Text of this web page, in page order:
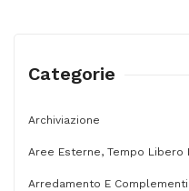
Categorie
Archiviazione
Aree Esterne, Tempo Libero
Arredamento E Complementi